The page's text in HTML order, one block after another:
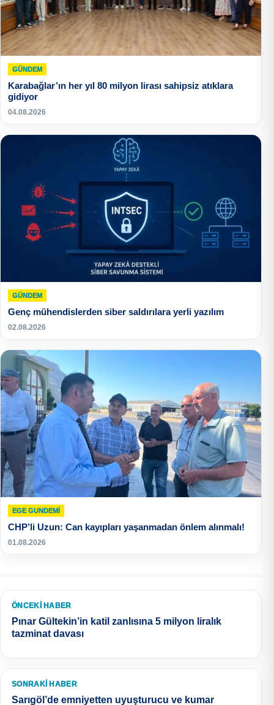
GÜNDEM
Karabağlar’ın her yıl 80 milyon lirası sahipsiz atıklara
gidiyor
04.08.2026
GÜNDEM
Genç mühendislerden siber saldırılara yerli yazılım
02.08.2026
EGE GUNDEMİ
CHP’li Uzun: Can kayıpları yaşanmadan önlem alınmalı!
01.08.2026
ÖNCEKI HABER
Pınar Gültekin’in katil zanlısına 5 milyon liralık
tazminat davası
SONRAKI HABER
Sarıgöl’de emniyetten uyuşturucu ve kumar